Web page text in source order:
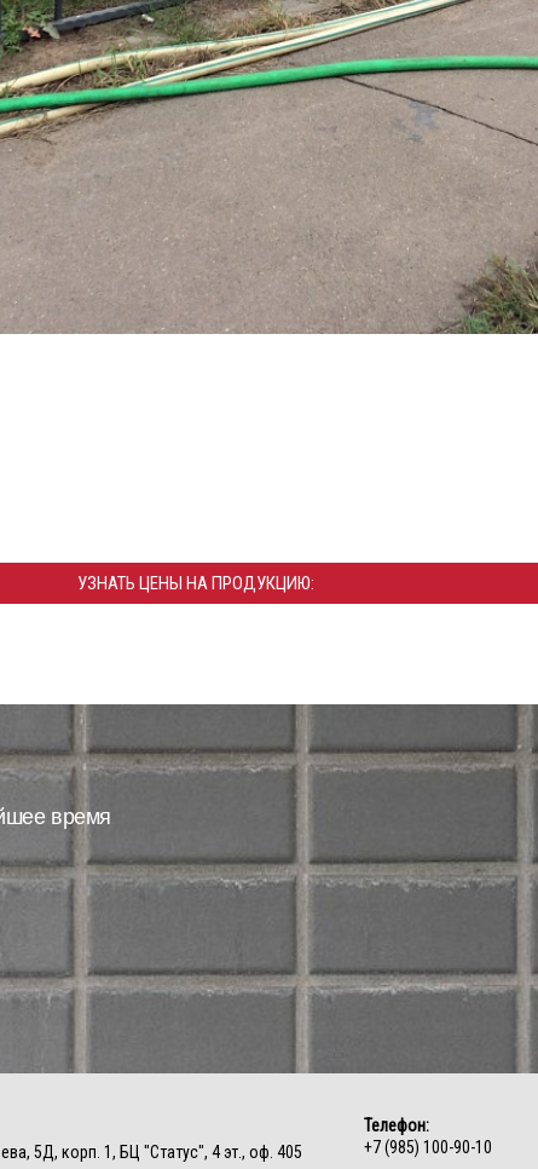
УЗНАТЬ ЦЕНЫ НА ПРОДУКЦИЮ:
время
5Д, корп. 1, БЦ "Статус", 4 эт., оф. 405
Телефон:
+7 (985) 100-90-10